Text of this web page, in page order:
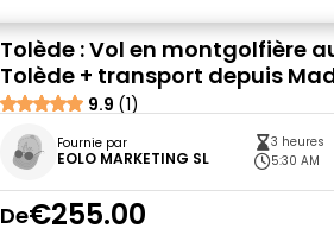
Tolède : Vol en montgolfière
Tolède + transport depuis
9.9 (1)
Fournie par
EOLO MARKETING SL
3 heures
5:30 AM
De€255.00